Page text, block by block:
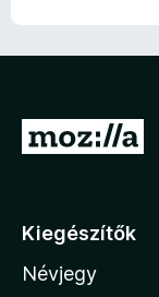
U
á
a
Kiegészítők
Névjegy